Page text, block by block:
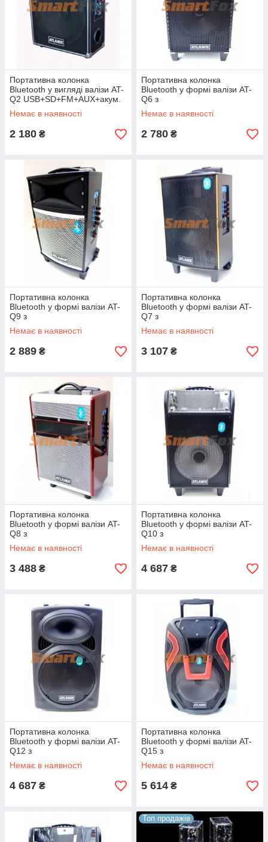
Портативна колонка
Bluetooth у вигляді валізи AT-
Q2 USB+SD+FM+AUX+акум.
12V (39.5х30х14)
Немає в наявності
2 180 ₴
Портативна колонка
Bluetooth у формі валізи AT-
Q6 з
USB+SD+FM+AUX+аккум.
12V (44х26х18 см)
Немає в наявності
2 780 ₴
Портативна колонка
Bluetooth у формі валізи AT-
Q9 з
USB+SD+FM+AUX+аккум.
12V (43х24х19 см)
Немає в наявності
2 889 ₴
Портативна колонка
Bluetooth у формі валізи AT-
Q7 з
USB+SD+FM+AUX+аккум.
12V (47х29х24 см)
Немає в наявності
3 107 ₴
Портативна колонка
Bluetooth у формі валізи AT-
Q8 з
USB+SD+FM+AUX+аккум.
12V (44х28х18 см)
Немає в наявності
3 488 ₴
Портативна колонка
Bluetooth у формі валізи AT-
Q10 з
USB+SD+FM+AUX+мікрофон
+ світломузика + акум. 12V
Немає в наявності
4 687 ₴
Портативна колонка
Bluetooth у формі валізи AT-
Q12 з
USB+SD+FM+AUX+мікрофон
+ акум. 12V (57х35х31 с
Немає в наявності
4 687 ₴
Портативна колонка
Bluetooth у формі валізи AT-
Q15 з
USB+SD+FM+AUX+мікрофон
+ світломузика + акум. 12V
Немає в наявності
5 614 ₴
Топ продажів